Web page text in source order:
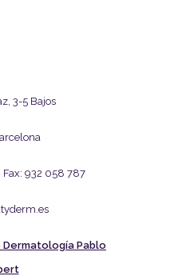
3-5 Bajos
932 058 787
Pablo